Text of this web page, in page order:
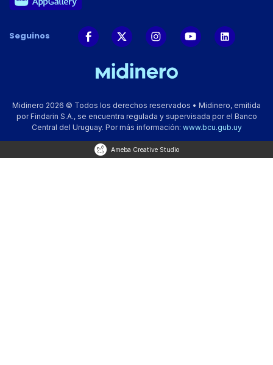
Seguinos
Midinero 2026 © Todos los derechos reservados • Midinero, emitida
por Findarin S.A., se encuentra regulada y supervisada por el Banco
Central del Uruguay. Por más información: www.bcu.gub.uy
Ameba Creative Studio